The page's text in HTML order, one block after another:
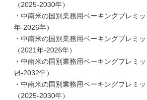
（2025-2030年）
・中南米の国別業務用ベーキングプレミ
年-2026年）
・中南米の国別業務用ベーキングプレミ
（2021年-2026年）
・中南米の国別業務用ベーキングプレミ
년-2032年）
・中南米の国別業務用ベーキングプレミ
（2025-2030年）